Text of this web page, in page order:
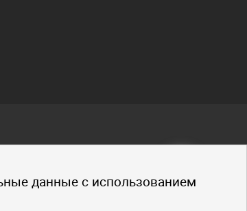
данные с использованием